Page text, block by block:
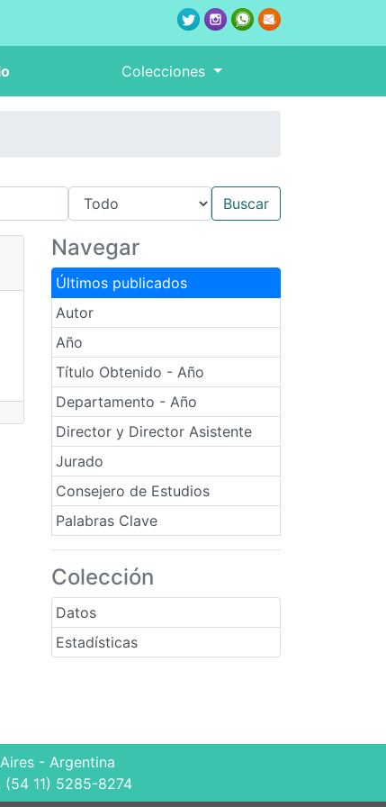
Colecciones
Navegar
Últimos publicados
Autor
Año
Título Obtenido - Año
Departamento - Año
Director y Director Asistente
Jurado
Consejero de Estudios
Palabras Clave
Colección
Datos
Estadísticas
- Argentina
(54 11) 5285-8274